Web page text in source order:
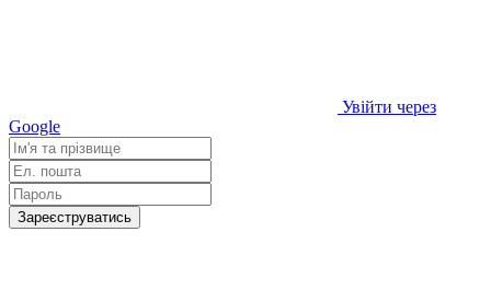
Увійти через
Google
Зареєструватись